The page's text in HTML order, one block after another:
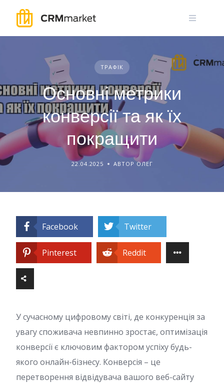
content
ТРАФІК
Основні метрики
конверсії та як їх
покращити
22.04.2025 АВТОР ОЛЕГ
Facebook Twitter
Pinterest Reddit
У сучасному цифровому світі, де конкуренція за
увагу споживача невпинно зростає, оптимізація
конверсії є ключовим фактором успіху будь-
якого онлайн-бізнесу. Конверсія – це
перетворення відвідувача вашого веб-сайту